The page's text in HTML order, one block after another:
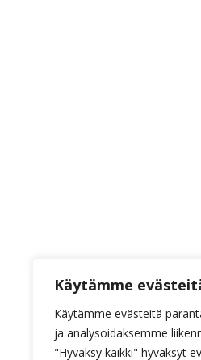
Käytämme
Käytämme evästeitä
ja analysoidaksemme
"Hyväksy kaikki" hyväksyt